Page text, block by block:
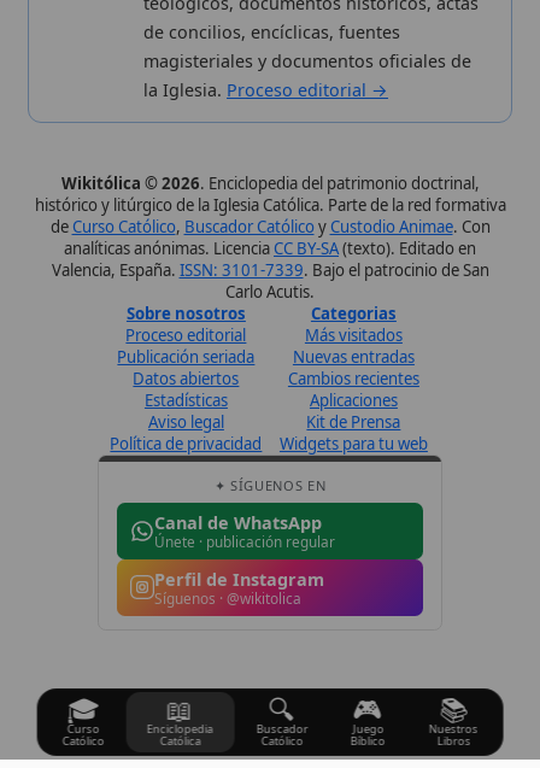
Sobre nosotros
Proceso editorial
Publicación seriada
Datos abiertos
Estadísticas
Política de privacidad
Categorias
Más visitados
Nuevas entradas
Cambios recientes
Aplicaciones
Widgets para tu web
Canal de WhatsApp
Únete · publicación regular
Perfil de Instagram
Síguenos · @wikitolica